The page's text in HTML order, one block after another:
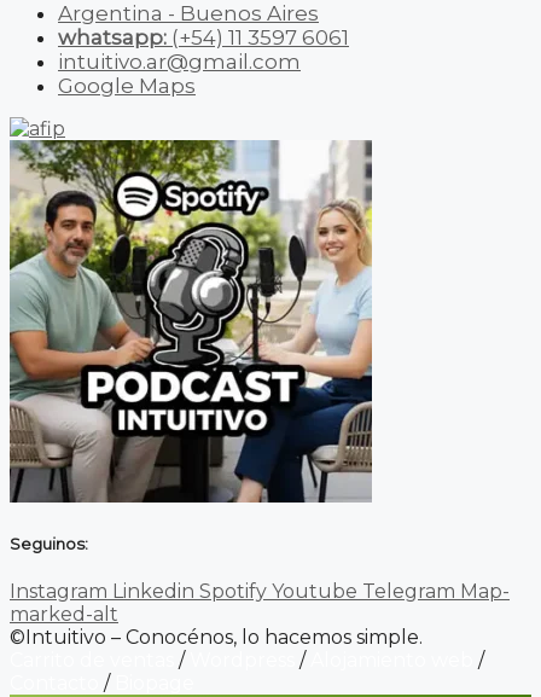
Argentina - Buenos Aires
whatsapp: (+54) 11 3597 6061
intuitivo.ar@gmail.com
Google Maps
Seguinos:
Instagram Linkedin Spotify Youtube Telegram Map-
marked-alt
©Intuitivo – Conocénos, lo hacemos simple.
/ /
/
/